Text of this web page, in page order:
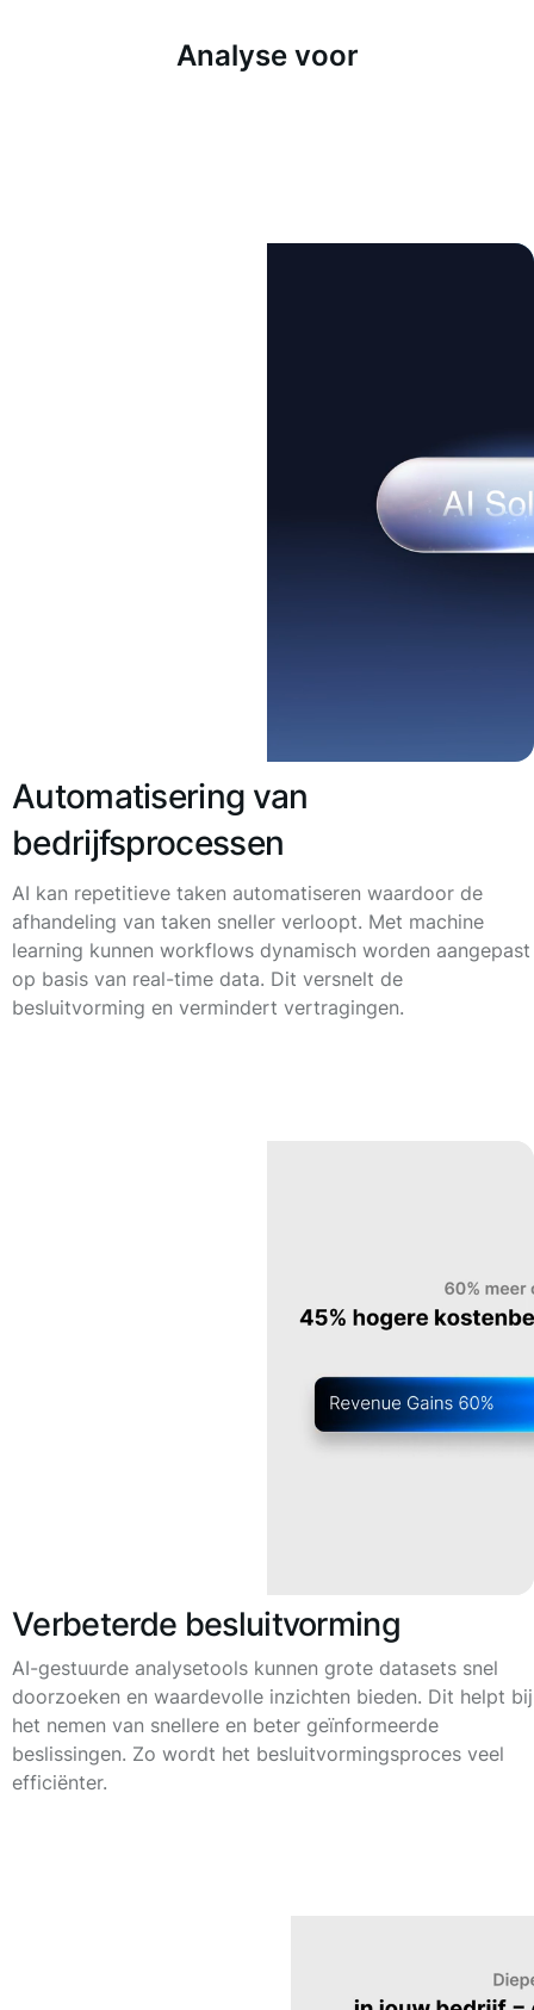
Analyse voor
Automatisering van
bedrijfsprocessen
AI kan repetitieve taken automatiseren waardoor de
afhandeling van taken sneller verloopt. Met machine
learning kunnen workflows dynamisch worden aangepast
op basis van real-time data. Dit versnelt de
besluitvorming en vermindert vertragingen.
Verbeterde besluitvorming
AI-gestuurde analysetools kunnen grote datasets snel
doorzoeken en waardevolle inzichten bieden. Dit helpt bij
het nemen van snellere en beter geïnformeerde
beslissingen. Zo wordt het besluitvormingsproces veel
efficiënter.